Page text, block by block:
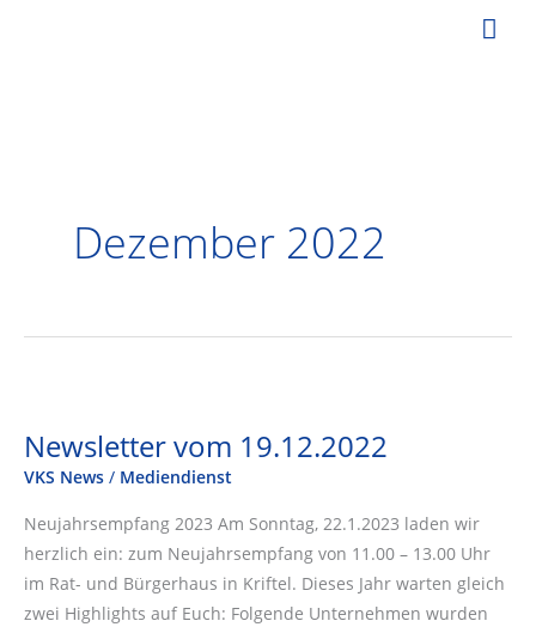
Dezember 2022
Newsletter vom 19.12.2022
VKS News / Mediendienst
Neujahrsempfang 2023 Am Sonntag, 22.1.2023 laden wir
herzlich ein: zum Neujahrsempfang von 11.00 – 13.00 Uhr
im Rat- und Bürgerhaus in Kriftel. Dieses Jahr warten gleich
zwei Highlights auf Euch: Folgende Unternehmen wurden